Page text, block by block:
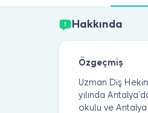
Hakkında
Özgeçmiş
Uzman Diş
yılında
okulu ve